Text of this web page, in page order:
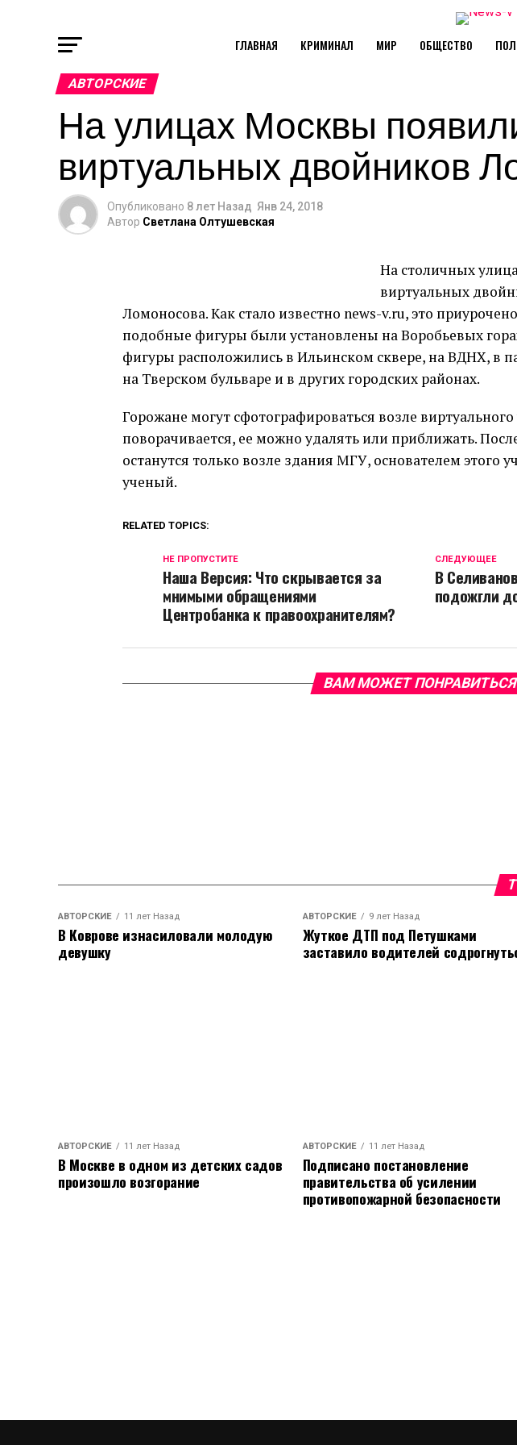
ГЛАВНАЯ КРИМИНАЛ МИР ОБЩЕСТВО
АВТОРСКИЕ
На улицах Москвы
виртуальных двойников
Опубликовано 8 лет Назад Янв 24, 2018
Автор Светлана Олтушевская
На столичных
виртуальных
Ломоносова. Как стало известно news-v.ru, это
подобные фигуры были установлены на Воробьевых
фигуры расположились в Ильинском сквере, на ВДНХ, в
на Тверском бульваре и в других городских районах.
Горожане могут сфотографироваться возле
поворачивается, ее можно удалять или приближать.
останутся только возле здания МГУ, основателем этого
ученый.
RELATED TOPICS:
CЛЕДУЮЩЕЕ
В
подожгли
НЕ ПРОПУСТИТЕ
Наша Версия: Что скрывается за
мнимыми обращениями
Центробанка к правоохранителям?
ВАМ МОЖЕТ ПОНРАВИТЬСЯ
АВТОРСКИЕ 11 лет Назад
В Коврове изнасиловали молодую
девушку
АВТОРСКИЕ 9 лет Назад
Жуткое ДТП под Петушками
заставило водителей
АВТОРСКИЕ 11 лет Назад
В Москве в одном из детских садов
произошло возгорание
АВТОРСКИЕ 11 лет Назад
Подписано постановление
правительства об усилении
противопожарной безопасности